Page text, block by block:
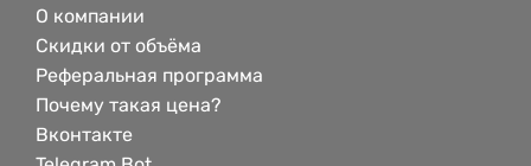
О компании
Скидки от объёма
Реферальная программа
Почему такая цена?
Вконтакте